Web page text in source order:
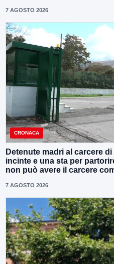
7 AGOSTO 2026
CRONACA
Detenute madri al carcere
incinte e una sta per
non può avere il carcere
7 AGOSTO 2026